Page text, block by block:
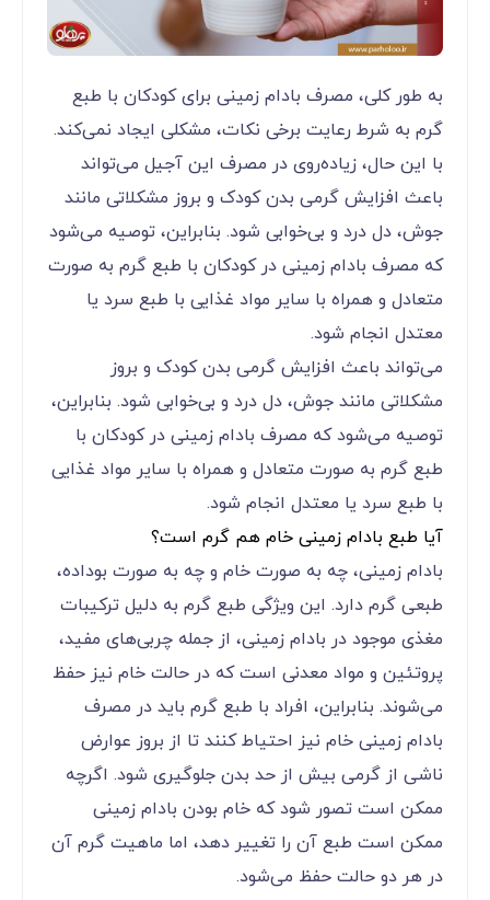
به طور کلی، مصرف بادام زمینی برای کودکان با طبع
گرم به شرط رعایت برخی نکات، مشکلی ایجاد نمی‌کند.
با این حال، زیاده‌روی در مصرف این آجیل می‌تواند
باعث افزایش گرمی بدن کودک و بروز مشکلاتی مانند
جوش، دل درد و بی‌خوابی شود. بنابراین، توصیه می‌شود
که مصرف بادام زمینی در کودکان با طبع گرم به صورت
متعادل و همراه با سایر مواد غذایی با طبع سرد یا
معتدل انجام شود.
می‌تواند باعث افزایش گرمی بدن کودک و بروز
مشکلاتی مانند جوش، دل درد و بی‌خوابی شود. بنابراین،
توصیه می‌شود که مصرف بادام زمینی در کودکان با
طبع گرم به صورت متعادل و همراه با سایر مواد غذایی
با طبع سرد یا معتدل انجام شود.
آیا طبع بادام زمینی خام هم گرم است؟
بادام زمینی، چه به صورت خام و چه به صورت بوداده،
طبعی گرم دارد. این ویژگی طبع گرم به دلیل ترکیبات
مغذی موجود در بادام زمینی، از جمله چربی‌های مفید،
پروتئین و مواد معدنی است که در حالت خام نیز حفظ
می‌شوند. بنابراین، افراد با طبع گرم باید در مصرف
بادام زمینی خام نیز احتیاط کنند تا از بروز عوارض
ناشی از گرمی بیش از حد بدن جلوگیری شود. اگرچه
ممکن است تصور شود که خام بودن بادام زمینی
ممکن است طبع آن را تغییر دهد، اما ماهیت گرم آن
در هر دو حالت حفظ می‌شود.